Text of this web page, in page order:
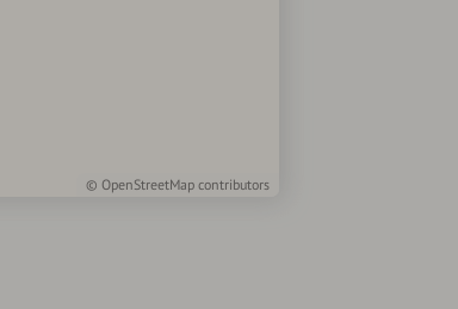
© OpenStreetMap contributors